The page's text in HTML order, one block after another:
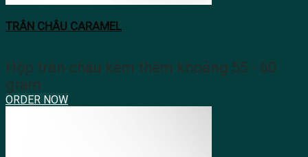
TRÂN CHÂU CARAMEL
Hộp trân châu kèm thêm khoảng 55 - 60
gram
ORDER NOW